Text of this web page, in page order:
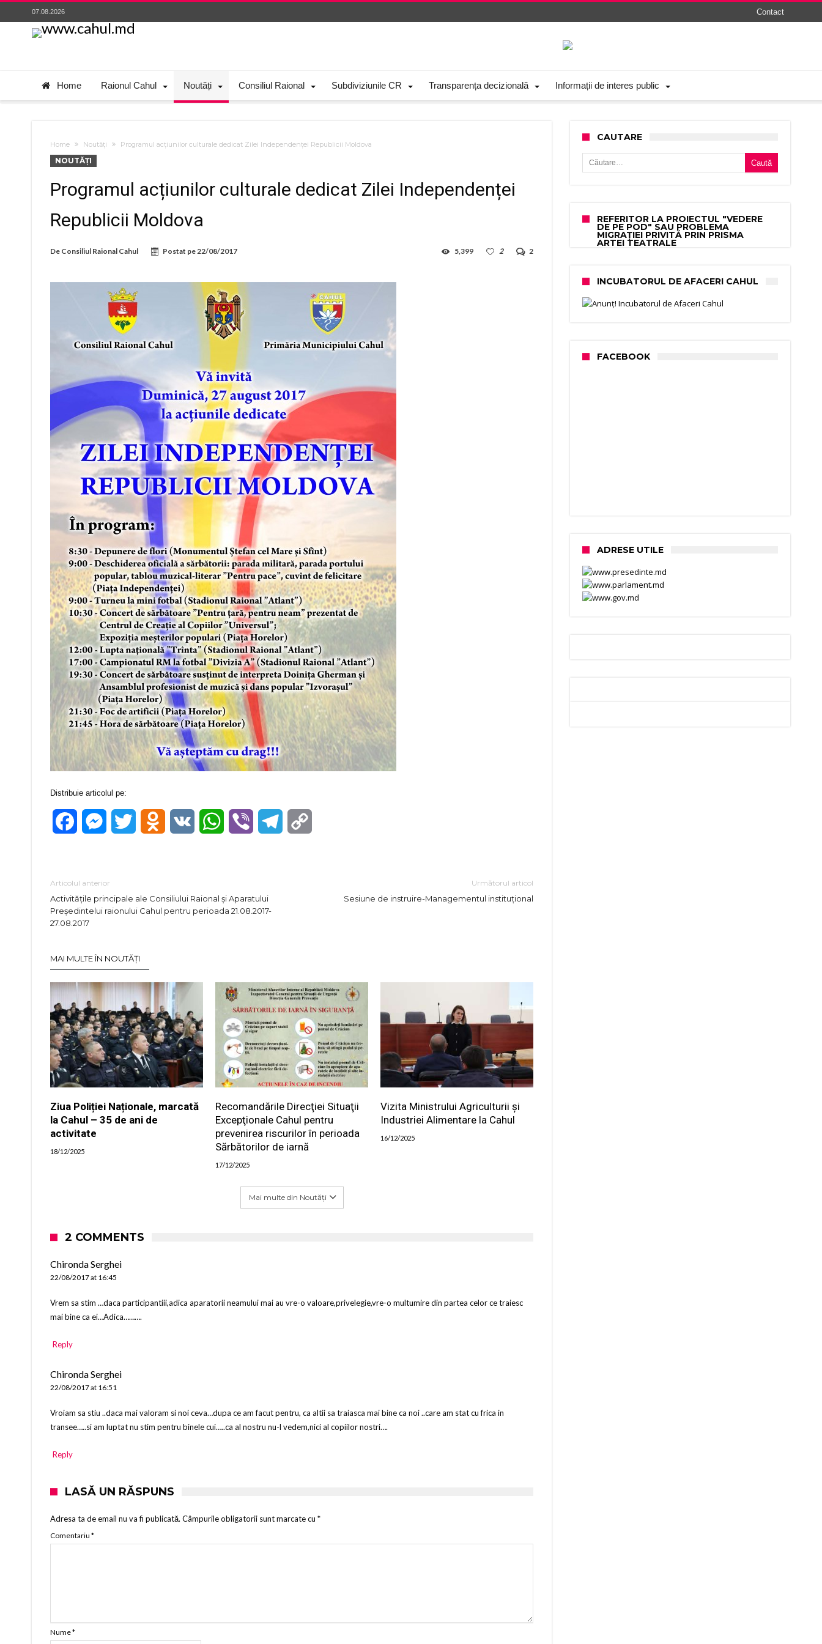
07.08.2026 Contact
Home Raionul Cahul Noutăți Consiliul Raional Subdiviziunile CR Transparența decizională Informații de interes public
Home Noutăți Programul acțiunilor culturale dedicat Zilei Independenței Republicii Moldova
NOUTĂȚI
Programul acțiunilor culturale dedicat Zilei Independenței
Republicii Moldova
De Consiliul Raional Cahul Postat pe22/08/2017 2
2
5,399
Distribuie articolul pe:
FacebookMessenger
Twitter Odnoklassniki
VK WhatsApp
Viber Telegram
Articolul anterior
Activităţile principale ale Consiliului Raional şi Aparatului
Preşedintelui raionului Cahul pentru perioada 21.08.2017-
27.08.2017
Următorul articol
Sesiune de instruire-Managementul instituțional
MAI MULTE ÎN NOUTĂȚI
Ziua Poliției Naționale, marcată
la Cahul – 35 de ani de
activitate
18/12/2025
Recomandările Direcţiei Situaţii
Excepţionale Cahul pentru
prevenirea riscurilor în perioada
Sărbătorilor de iarnă
17/12/2025
Vizita Ministrului Agriculturii și
Industriei Alimentare la Cahul
16/12/2025
Mai multe din Noutăți
2 COMMENTS
Chironda Serghei
22/08/2017 at 16:45
Vrem sa stim …daca participantiii,adica aparatorii neamului mai au vre-o valoare,privelegie,vre-o multumire din partea celor ce traiesc
mai bine ca ei…Adica……….
Reply
Chironda Serghei
22/08/2017 at 16:51
Vroiam sa stiu ..daca mai valoram si noi ceva…dupa ce am facut pentru, ca altii sa traiasca mai bine ca noi ..care am stat cu frica in
transee…..si am luptat nu stim pentru binele cui…..ca al nostru nu-l vedem,nici al copiilor nostri….
Reply
LASĂ UN RĂSPUNS
Adresa ta de email nu va fi publicată. Câmpurile obligatorii sunt marcate cu *
Comentariu *
Nume*
CAUTARE
Caută după:
REFERITOR LA PROIECTUL "VEDERE
DE PE POD" SAU PROBLEMA
MIGRAȚIEI PRIVITĂ PRIN PRISMA
ARTEI TEATRALE
INCUBATORUL DE AFACERI CAHUL
FACEBOOK
ADRESE UTILE